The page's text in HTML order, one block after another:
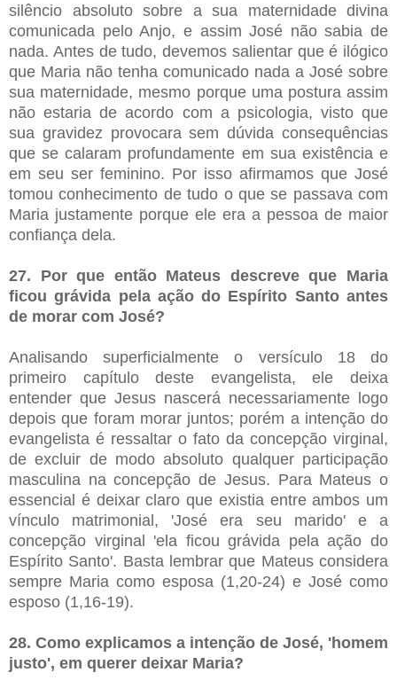
silêncio absoluto sobre a sua maternidade divina
comunicada pelo Anjo, e assim José não sabia de
nada. Antes de tudo, devemos salientar que é ilógico
que Maria não tenha comunicado nada a José sobre
sua maternidade, mesmo porque uma postura assim
não estaria de acordo com a psicologia, visto que
sua gravidez provocara sem dúvida consequências
que se calaram profundamente em sua existência e
em seu ser feminino. Por isso afirmamos que José
tomou conhecimento de tudo o que se passava com
Maria justamente porque ele era a pessoa de maior
confiança dela.
27. Por que então Mateus descreve que Maria
ficou grávida pela ação do Espírito Santo antes
de morar com José?
Analisando superficialmente o versículo 18 do
primeiro capítulo deste evangelista, ele deixa
entender que Jesus nascerá necessariamente logo
depois que foram morar juntos; porém a intenção do
evangelista é ressaltar o fato da concepção virginal,
de excluir de modo absoluto qualquer participação
masculina na concepção de Jesus. Para Mateus o
essencial é deixar claro que existia entre ambos um
vínculo matrimonial, 'José era seu marido' e a
concepção virginal 'ela ficou grávida pela ação do
Espírito Santo'. Basta lembrar que Mateus considera
sempre Maria como esposa (1,20-24) e José como
esposo (1,16-19).
28. Como explicamos a intenção de José, 'homem
justo', em querer deixar Maria?